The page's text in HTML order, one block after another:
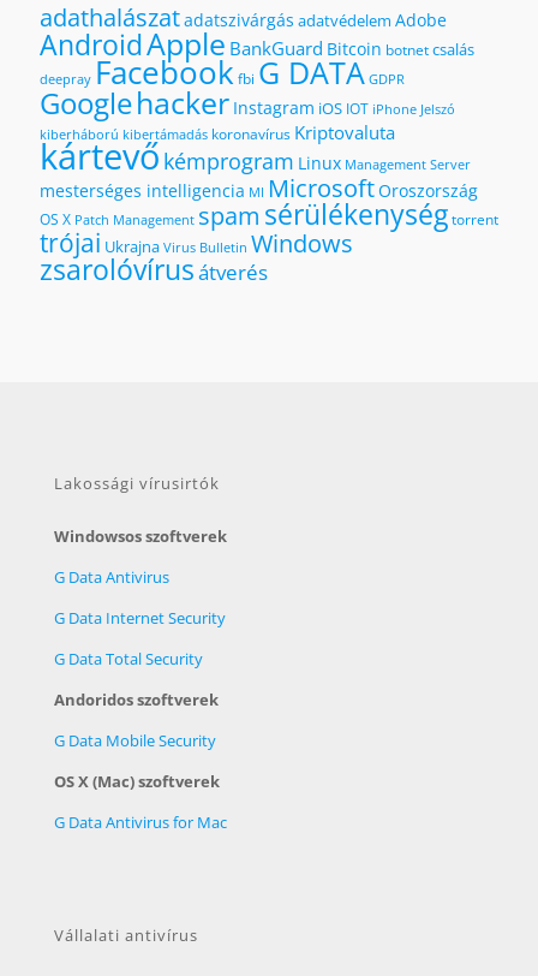
adathalászatadatszivárgás adatvédelem Adobe
AndroidApple BankGuard Bitcoin botnetcsalás
deepray Facebookfbi G DATA GDPR
Googlehacker Instagram iOS IOT iPhone Jelszó
kiberháború kibertámadás koronavírus Kriptovaluta
kártevő kémprogram Linux Management Server
mesterséges intelligencia MI MicrosoftOroszország
OS X Patch Management spam sérülékenységtorrent
trójai Ukrajna Virus Bulletin Windows
zsarolóvírusátverés
Lakossági vírusirtók
Windowsos szoftverek
G Data Antivirus
G Data Internet Security
G Data Total Security
Andoridos szoftverek
G Data Mobile Security
OS X (Mac) szoftverek
G Data Antivirus for Mac
Vállalati antivírus